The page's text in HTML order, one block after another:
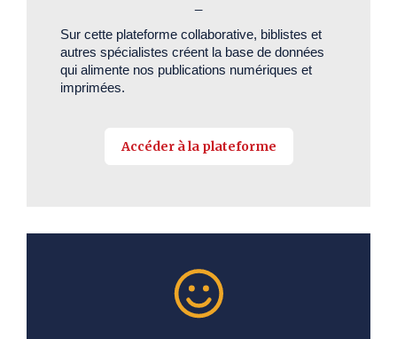
Sur cette plateforme collaborative, biblistes et
autres spécialistes créent la base de données
qui alimente nos publications numériques et
imprimées.
Accéder à la plateforme